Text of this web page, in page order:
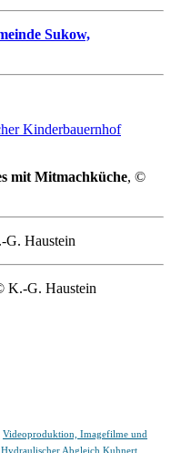
Sukow,
Kinderbauernhof
mit Mitmachküche, ©
Haustein
K.-G. Haustein
Videoproduktion, Imagefilme und
Abgleich Kuhnert